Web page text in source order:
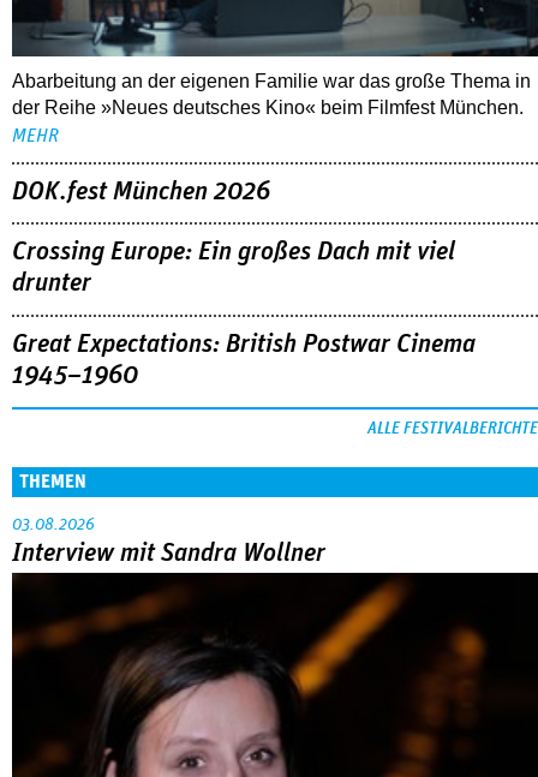
Abarbeitung an der eigenen Familie war das große Thema in
der Reihe »Neues deutsches Kino« beim Filmfest München.
MEHR
DOK.fest München 2026
Crossing Europe: Ein großes Dach mit viel
drunter
Great Expectations: British Postwar Cinema
1945–1960
ALLE FESTIVALBERICHTE
THEMEN
03.08.2026
Interview mit Sandra Wollner